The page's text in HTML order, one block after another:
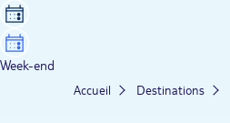
Week-end
Accueil Destinations